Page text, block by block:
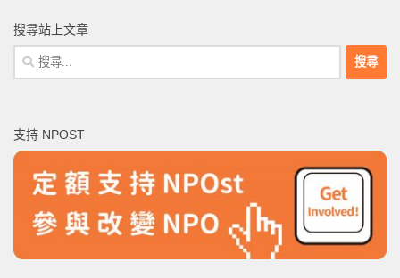
搜尋站上文章
搜
尋
字:
支持 NPOST